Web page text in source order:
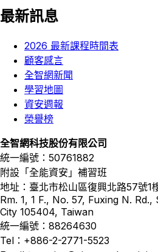
最新訊息
2026 最新課程時間表
顧客感言
全智網新聞
學習地圖
資安週報
榮譽榜
全智網科技股份有限公司
統一編號：50761882
附設「全能資安」補習班
地址：臺北市松山區復興北路57號1
Rm. 1, 1 F., No. 57, Fuxing N.
City 105404, Taiwan
統一編號：88264630
Tel：+886-2-2771-5523